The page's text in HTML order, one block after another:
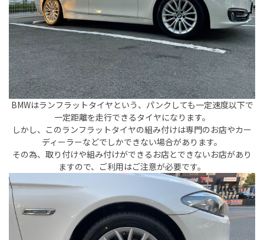
BMWはランフラットタイヤという、パンクしても一定速度以下で
一定距離を走行できるタイヤになります。
しかし、このランフラットタイヤの組み付けは専門のお店やカー
ディーラーなどでしかできない場合があります。
その為、取り付けや組み付けができるお店とできないお店があり
ますので、ご利用はご注意が必要です。